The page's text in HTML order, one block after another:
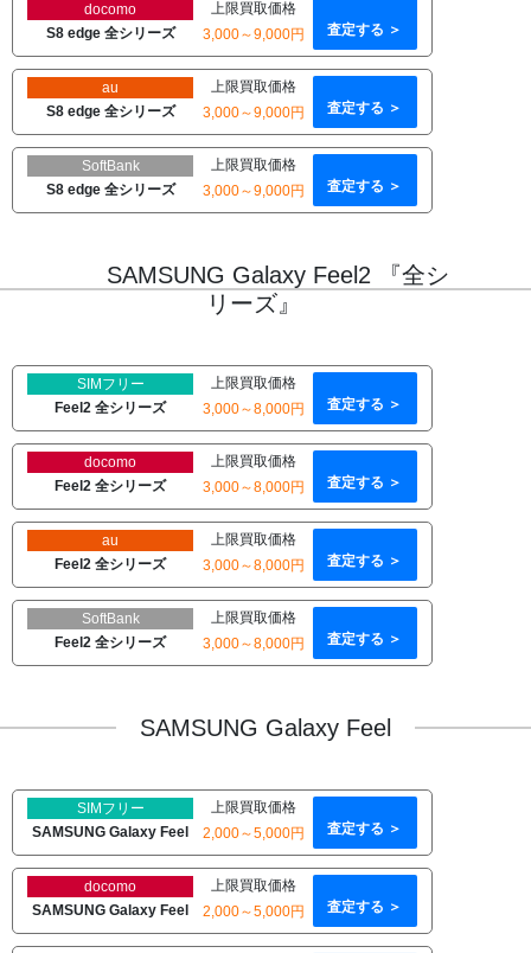
docomo
S8 edge 全シリーズ
上限買取価格
3,000～9,000円
査定する ＞
au
S8 edge 全シリーズ
上限買取価格
3,000～9,000円
査定する ＞
SoftBank
S8 edge 全シリーズ
上限買取価格
3,000～9,000円
査定する ＞
SAMSUNG Galaxy Feel2 『全シ
リーズ』
SIMフリー
Feel2 全シリーズ
上限買取価格
3,000～8,000円
査定する ＞
docomo
Feel2 全シリーズ
上限買取価格
3,000～8,000円
査定する ＞
au
Feel2 全シリーズ
上限買取価格
3,000～8,000円
査定する ＞
SoftBank
Feel2 全シリーズ
上限買取価格
3,000～8,000円
査定する ＞
SAMSUNG Galaxy Feel
SIMフリー
SAMSUNG Galaxy Feel
上限買取価格
2,000～5,000円
査定する ＞
docomo
SAMSUNG Galaxy Feel
上限買取価格
2,000～5,000円
査定する ＞